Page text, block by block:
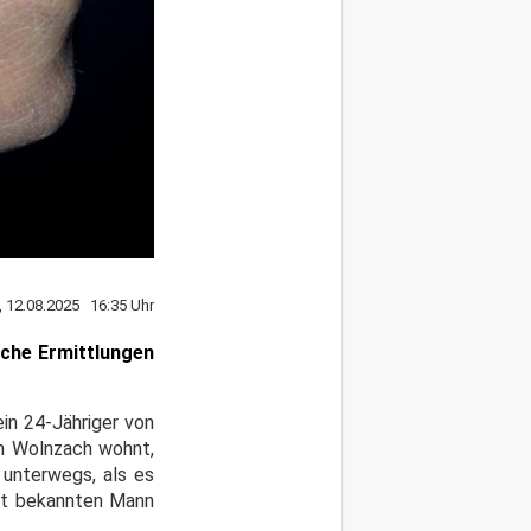
12.08.2025 16:35 Uhr
Ermittlungen
24-Jähriger von
Wolnzach wohnt,
als es
bekannten Mann